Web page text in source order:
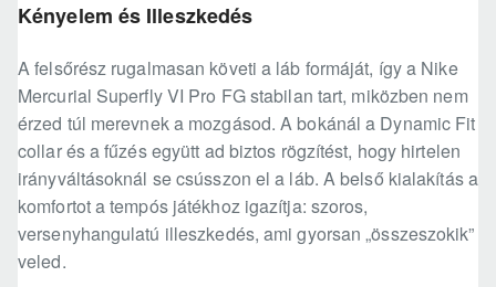
Kényelem és Illeszkedés
A felsőrész rugalmasan követi a láb formáját, így a Nike
Mercurial Superfly VI Pro FG stabilan tart, miközben nem
érzed túl merevnek a mozgásod. A bokánál a Dynamic Fit
collar és a fűzés együtt ad biztos rögzítést, hogy hirtelen
irányváltásoknál se csússzon el a láb. A belső kialakítás a
komfortot a tempós játékhoz igazítja: szoros,
versenyhangulatú illeszkedés, ami gyorsan „összeszokik”
veled.